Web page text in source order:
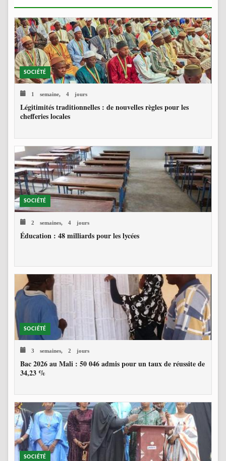
SOCIÉTÉ
1 semaine, 4 jours
Légitimités traditionnelles : de nouvelles règles pour les
chefferies locales
SOCIÉTÉ
2 semaines, 4 jours
Éducation : 48 milliards pour les lycées
SOCIÉTÉ
3 semaines, 2 jours
Bac 2026 au Mali : 50 046 admis pour un taux de réussite de
34,23 %
SOCIÉTÉ